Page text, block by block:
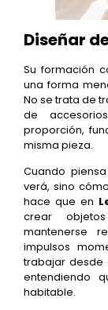
Diseñar
Su formación
una forma
No se trata de
de
proporción,
misma pieza.
Cuando
verá, sino
hace que en
crear
mantenerse
impulsos
trabajar desde
entendiendo
habitable.